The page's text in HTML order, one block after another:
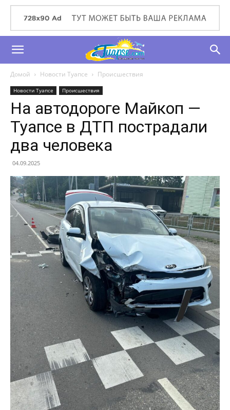
Домой Новости Туапсе Происшествия
Новости Туапсе Происшествия
На автодороге Майкоп —
Туапсе в ДТП пострадали
два человека
04.09.2025